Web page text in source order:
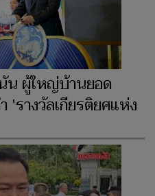
น ผู้ใหญ่บ้านยอด
รางวัลเกียรติยศแห่ง